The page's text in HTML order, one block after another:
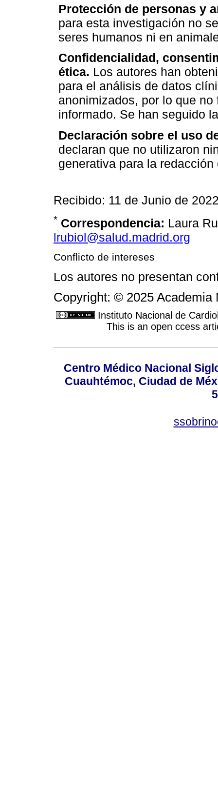
Protección de personas y
para esta investigación no
seres humanos ni en
Confidencialidad,
ética. Los autores han
para el análisis de datos
anonimizados, por lo que
informado. Se han seguido
Declaración sobre el uso
declaran que no utilizaron
generativa para la
Recibido: 11 de Junio de
* Correspondencia: Laura
lrubiol@salud.madrid.org
Conflicto de intereses
Los autores no presentan
Copyright: © 2025 Academia
Instituto Nacional de
This is an open ccess
Centro Médico Nacional
Cuauhtémoc, Ciudad de